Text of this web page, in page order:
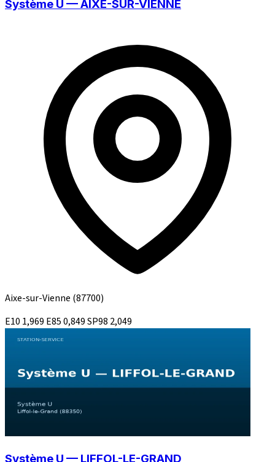
Système U — AIXE-SUR-VIENNE
Aixe-sur-Vienne (87700)
E10 1,969 E850,849SP98 2,049
Système U — LIFFOL-LE-GRAND